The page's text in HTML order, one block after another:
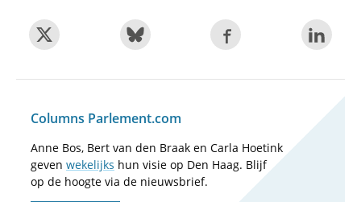
Columns Parlement.com
Anne Bos, Bert van den Braak en Carla Hoetink
geven wekelijks hun visie op Den Haag. Blijf
op de hoogte via de nieuwsbrief.